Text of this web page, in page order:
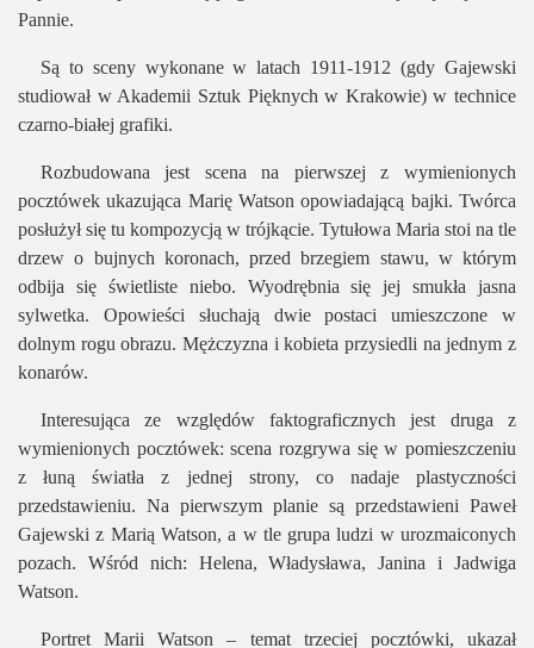
Pannie.
Są to sceny wykonane w latach 1911-1912 (gdy Gajewski
studiował w Akademii Sztuk Pięknych w Krakowie) w technice
czarno-białej grafiki.
Rozbudowana jest scena na pierwszej z wymienionych
pocztówek ukazująca Marię Watson opowiadającą bajki. Twórca
posłużył się tu kompozycją w trójkącie. Tytułowa Maria stoi na tle
drzew o bujnych koronach, przed brzegiem stawu, w którym
odbija się świetliste niebo. Wyodrębnia się jej smukła jasna
sylwetka. Opowieści słuchają dwie postaci umieszczone w
dolnym rogu obrazu. Mężczyzna i kobieta przysiedli na jednym z
konarów.
Interesująca ze względów faktograficznych jest druga z
wymienionych pocztówek: scena rozgrywa się w pomieszczeniu
z łuną światła z jednej strony, co nadaje plastyczności
przedstawieniu. Na pierwszym planie są przedstawieni Paweł
Gajewski z Marią Watson, a w tle grupa ludzi w urozmaiconych
pozach. Wśród nich: Helena, Władysława, Janina i Jadwiga
Watson.
Portret Marii Watson – temat trzeciej pocztówki, ukazał